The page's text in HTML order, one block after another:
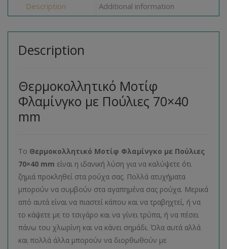
Description Additional information
Description
Θερμοκολλητικό Μοτίφ
Φλαμίνγκο με Πούλιες 70×40
mm
Το Θερμοκολλητικό Μοτίφ Φλαμίνγκο με Πούλιες
70×40 mm είναι η ιδανική λύση για να καλύψετε ότι
ζημιά προκληθεί στα ρούχα σας. Πολλά ατυχήματα
μπορούν να συμβούν στα αγαπημένα σας ρούχα. Μερικά
από αυτά είναι να πιαστεί κάπου και να τραβηχτεί, ή να
το κάψετε με το τσιγάρο και να γίνει τρύπα, ή να πέσει
πάνω του χλωρίνη και να κάνει σημάδι. Όλα αυτά αλλά
και πολλά άλλα μπορούν να διορθωθούν με